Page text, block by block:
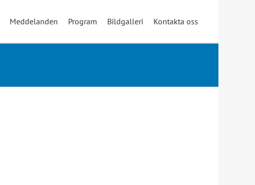
Meddelanden Program Bildgalleri Kontakta oss